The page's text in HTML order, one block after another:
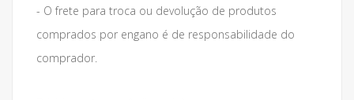
- O frete para troca ou devolução de produtos
comprados por engano é de responsabilidade do
comprador.